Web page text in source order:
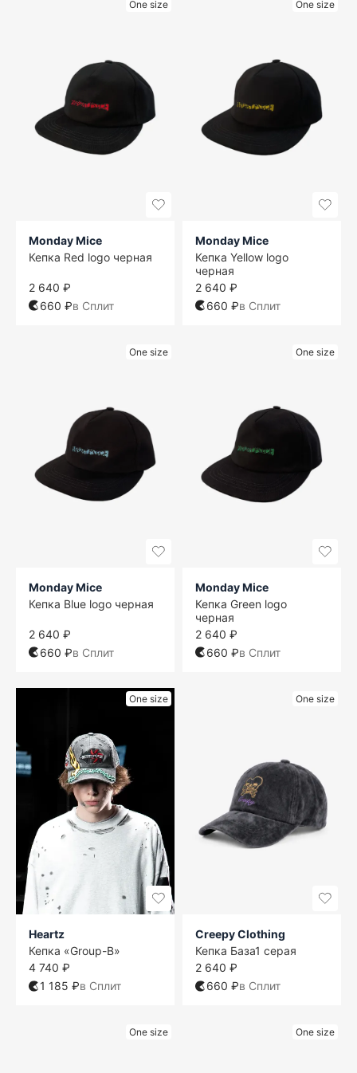
One size
Monday Mice
Кепка Red logo черная
2 640 ₽
660 ₽в Сплит
One size
Monday Mice
Кепка Yellow logo
черная
2 640 ₽
660 ₽в Сплит
One size
Monday Mice
Кепка Blue logo черная
2 640 ₽
660 ₽в Сплит
One size
Monday Mice
Кепка Green logo
черная
2 640 ₽
660 ₽в Сплит
One size
Heartz
Кепка «Group-B»
4 740 ₽
1 185 ₽в Сплит
One size
Creepy Clothing
Кепка База1 серая
2 640 ₽
660 ₽в Сплит
One size One size